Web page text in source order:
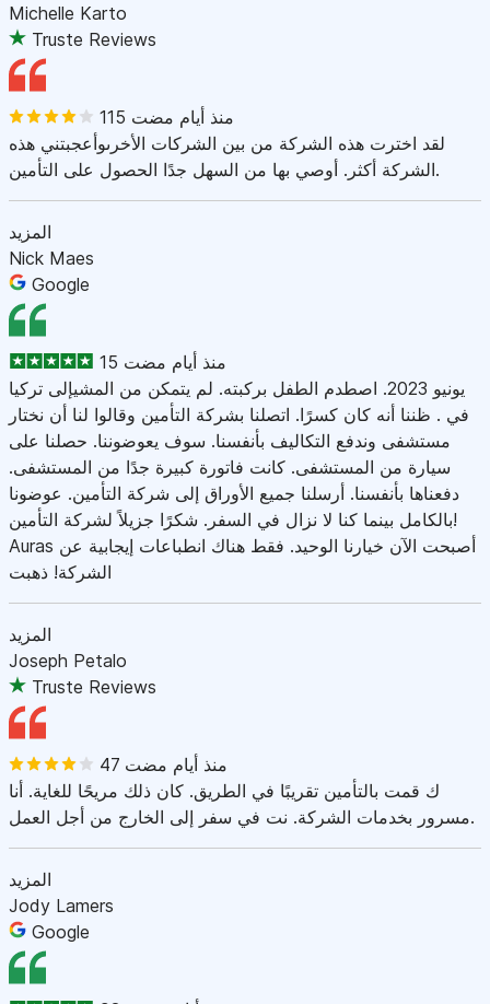
Michelle Karto
Truste Reviews
115 منذ أيام مضت
لقد اخترت هذه الشركة من بين الشركات الأخرىوأعجبتني هذه
الشركة أكثر. أوصي بها من السهل جدًا الحصول على التأمين.
المزيد
Nick Maes
Google
15 منذ أيام مضت
يونيو 2023. اصطدم الطفل بركبته. لم يتمكن من المشيإلى تركيا
في . ظننا أنه كان كسرًا. اتصلنا بشركة التأمين وقالوا لنا أن نختار
مستشفى وندفع التكاليف بأنفسنا. سوف يعوضوننا. حصلنا على
سيارة من المستشفى. كانت فاتورة كبيرة جدًا من المستشفى.
دفعناها بأنفسنا. أرسلنا جميع الأوراق إلى شركة التأمين. عوضونا
بالكامل بينما كنا لا نزال في السفر. شكرًا جزيلاً لشركة التأمين!
Auras أصبحت الآن خيارنا الوحيد. فقط هناك انطباعات إيجابية عن
الشركة! ذهبت
المزيد
Joseph Petalo
Truste Reviews
47 منذ أيام مضت
ك قمت بالتأمين تقريبًا في الطريق. كان ذلك مريحًا للغاية. أنا
مسرور بخدمات الشركة. نت في سفر إلى الخارج من أجل العمل.
المزيد
Jody Lamers
Google